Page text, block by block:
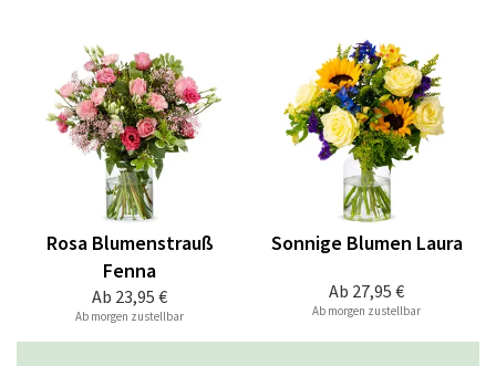
Ab 23,95 €
Rosa Blumenstrauß
Fenna
Ab morgen zustellbar
Ab 27,95 €
Sonnige Blumen Laura
Ab morgen zustellbar